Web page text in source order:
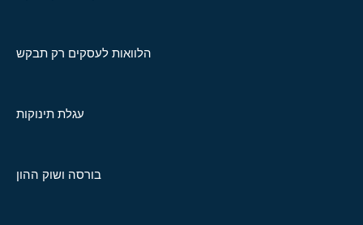
הלוואות לעסקים רק תבקש
עגלת תינוקות
בורסה ושוק ההון